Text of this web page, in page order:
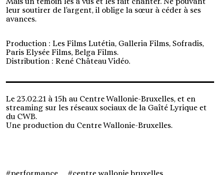
leur soutirer de l’argent, il oblige la sœur à céder à ses
avances.
Production : Les Films Lutétia, Galleria Films, Sofradis,
Paris Elysée Films, Belga Films.
Distribution : René Château Vidéo.
Le 23.02.21 à 15h au Centre Wallonie-Bruxelles, et en
streaming sur les réseaux sociaux de la Gaîté Lyrique et
du CWB.
Une production du Centre Wallonie-Bruxelles.
performance centre wallonie bruxelles